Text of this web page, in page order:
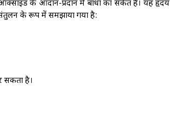
के आदान-प्रदान में बाधा का संकेत है। यह हृदय
के रूप में समझाया गया है:
सकता है।